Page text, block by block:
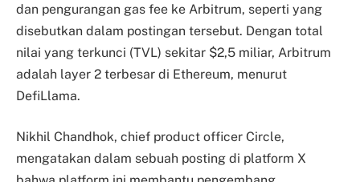
dan pengurangan gas fee ke Arbitrum, seperti yang
disebutkan dalam postingan tersebut. Dengan total
nilai yang terkunci (TVL) sekitar $2,5 miliar, Arbitrum
adalah layer 2 terbesar di Ethereum, menurut
DefiLlama.
Nikhil Chandhok, chief product officer Circle,
mengatakan dalam sebuah posting di platform X